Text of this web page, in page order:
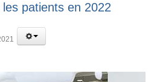
patients en 2022